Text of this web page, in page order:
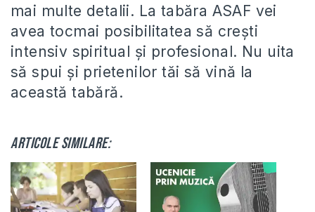
mai multe detalii. La tabăra ASAF vei
avea tocmai posibilitatea să crești
intensiv spiritual și profesional. Nu uita
să spui și prietenilor tăi să vină la
această tabără.
Articole similare: